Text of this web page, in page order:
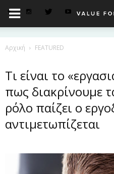
Αρχική FEATURED
Τι είναι το
πως διακρίνουμε
ρόλο παίζει ο
αντιμετωπίζεται